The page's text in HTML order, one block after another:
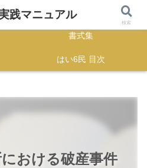
正誤表
書式集
はい6民 目次
おける破産事件
践マニュアル
検索